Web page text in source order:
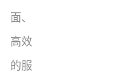
面、
高效
的服